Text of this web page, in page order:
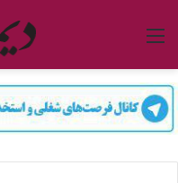
منو